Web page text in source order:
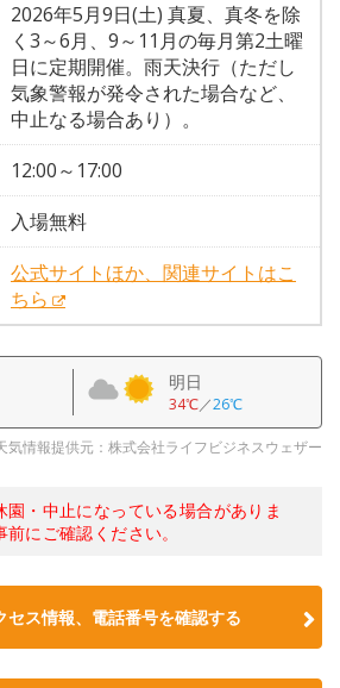
2026年5月9日(土) 真夏、真冬を除
く3～6月、9～11月の毎月第2土曜
日に定期開催。雨天決行（ただし
気象警報が発令された場合など、
中止なる場合あり）。
12:00～17:00
入場無料
公式サイトほか、関連サイトはこ
ちら
明日
34℃／26℃
気情報提供元：株式会社ライフビジネスウェザー
・中止になっている場合がありま
にご確認ください。
セス情報、電話番号を確認する